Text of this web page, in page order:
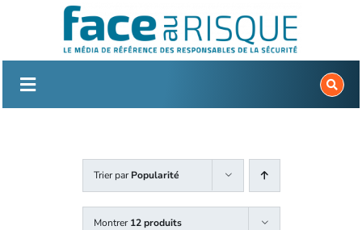
Trier parPopularité
Montrer12 produits